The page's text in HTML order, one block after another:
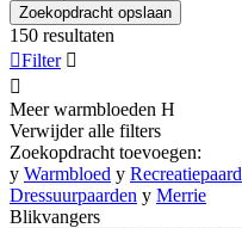
Zoekopdracht opslaan
150 resultaten
Filter 

Meer warmbloeden H
Verwijder alle filters
Zoekopdracht toevoegen:
y Warmbloed y
Dressuurpaarden y Merrie
Blikvangers